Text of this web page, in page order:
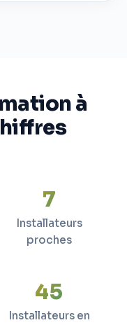
à
7
Installateurs
proches
45
Installateurs en